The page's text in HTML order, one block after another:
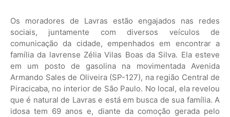
Os moradores de Lavras estão engajados nas redes
sociais, juntamente com diversos veículos de
comunicação da cidade, empenhados em encontrar a
família da lavrense Zélia Vilas Boas da Silva. Ela esteve
em um posto de gasolina na movimentada Avenida
Armando Sales de Oliveira (SP-127), na região Central de
Piracicaba, no interior de São Paulo. No local, ela revelou
que é natural de Lavras e está em busca de sua família. A
idosa tem 69 anos e, diante da comoção gerada pelo